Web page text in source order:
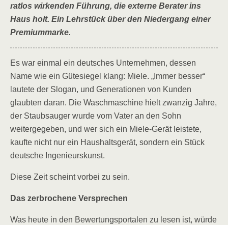
ratlos wirkenden Führung, die externe Berater ins
Haus holt. Ein Lehrstück über den Niedergang einer
Premiummarke.
Es war einmal ein deutsches Unternehmen, dessen
Name wie ein Gütesiegel klang: Miele. „Immer besser“
lautete der Slogan, und Generationen von Kunden
glaubten daran. Die Waschmaschine hielt zwanzig Jahre,
der Staubsauger wurde vom Vater an den Sohn
weitergegeben, und wer sich ein Miele-Gerät leistete,
kaufte nicht nur ein Haushaltsgerät, sondern ein Stück
deutsche Ingenieurskunst.
Diese Zeit scheint vorbei zu sein.
Das zerbrochene Versprechen
Was heute in den Bewertungsportalen zu lesen ist, würde